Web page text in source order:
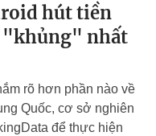
hút tiền
"khủng" nhất
rõ hơn phần nào về
Quốc, cơ sở nghiên
để thực hiện